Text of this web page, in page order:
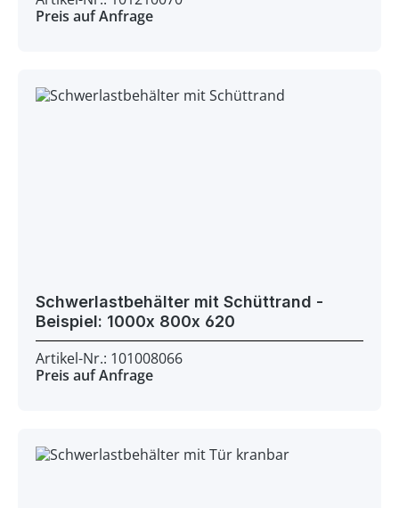
Preis auf Anfrage
Schwerlastbehälter mit Schüttrand -
Beispiel: 1000x 800x 620
Artikel-Nr.: 101008066
Preis auf Anfrage